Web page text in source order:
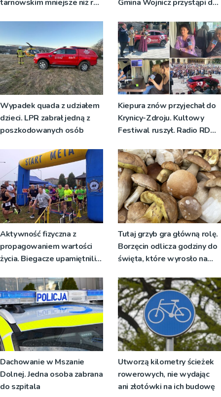
tarnowskim mniejsze niż rok
Gmina Wojnicz przystąpi do
planistycznych
Wypadek quada z udziałem
dzieci. LPR zabrał jedną z
poszkodowanych osób
Kiepura znów przyjechał do
Krynicy-Zdroju. Kultowy
Festiwal ruszył. Radio RDN
[ZDJĘCIA]
Aktywność fizyczna z
propagowaniem wartości
życia. Biegacze upamiętnili
Tutaj grzyb gra główną rolę.
Borzęcin odlicza godziny do
święta, które wyrosło na
Dachowanie w Mszanie
Dolnej. Jedna osoba zabrana
do szpitala
Utworzą kilometry ścieżek
rowerowych, nie wydając
ani złotówki na ich budowę